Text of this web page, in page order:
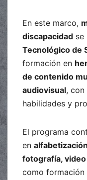
En este marco,
discapacidad se
Tecnológico de
formación en
de contenido
audiovisual,
habilidades y
El programa
en
fotografía,
como formación